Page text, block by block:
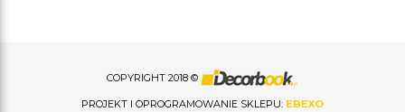
COPYRIGHT 2018 ©
PROJEKT I OPROGRAMOWANIE SKLEPU: EBEXO